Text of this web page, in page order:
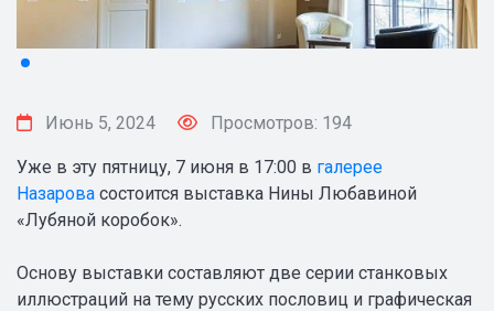
Июнь 5, 2024 Просмотров: 194
Уже в эту пятницу, 7 июня в 17:00 в галерее
Назарова состоится выставка Нины Любавиной
«Лубяной коробок».
Основу выставки составляют две серии станковых
иллюстраций на тему русских пословиц и графическая